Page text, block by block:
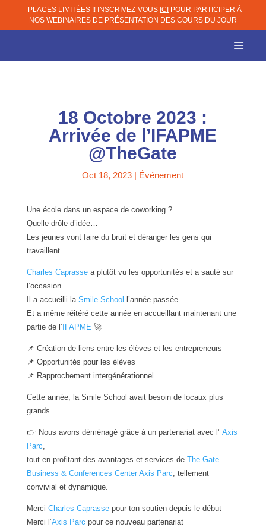
PLACES LIMITÉES !! INSCRIVEZ-VOUS ICI
POUR PARTICIPER À
NOS WEBINAIRES DE PRÉSENTATION DES COURS DU JOUR
18 Octobre 2023 :
Arrivée de l’IFAPME
@TheGate
Oct 18, 2023 | Événement
Une école dans un espace de coworking ?
Quelle drôle d’idée…
Les jeunes vont faire du bruit et déranger les gens qui
travaillent…
Charles Caprassea plutôt vu les opportunités et a sauté sur
l’occasion.
Il a accueilli la Smile School
l’année passée
Et a même réitéré cette année en accueillant maintenant une
partie de l’ IFAPME 🚀
📌 Création de liens entre les élèves et les entrepreneurs
📌 Opportunités pour les élèves
📌 Rapprochement intergénérationnel.
Cette année, la Smile School avait besoin de locaux plus
grands.
👉 Nous avons déménagé grâce à un partenariat avec l’ Axis
Parc
tout en profitant des avantages et services de The Gate
Business & Conferences Center Axis Parc , tellement
convivial et dynamique.
Merci Charles Caprassepour ton soutien depuis le début
Merci l’Axis Parc pour ce nouveau partenariat